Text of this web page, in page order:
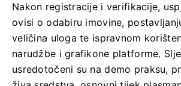
Nakon registracije i verifikacije,
ovisi o odabiru imovine,
veličina uloga te ispravnom
narudžbe i grafikone platforme.
usredotočeni su na demo praksu,